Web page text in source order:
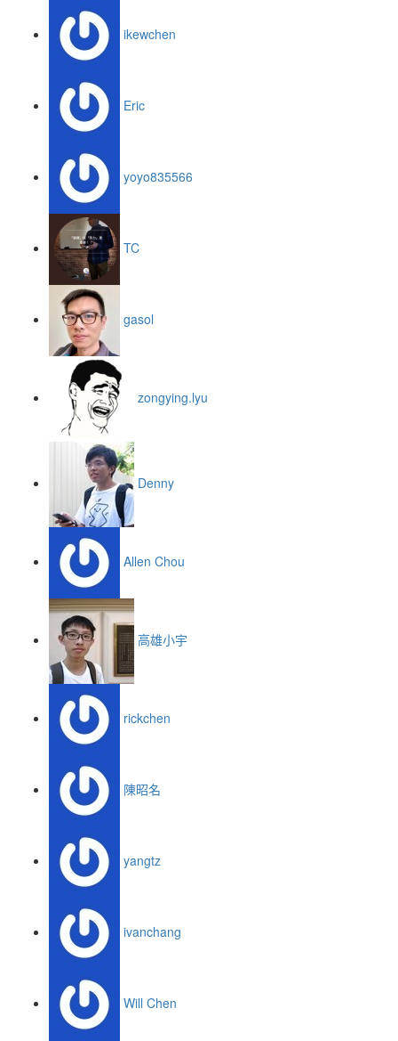
ikewchen
Eric
yoyo835566
TC
gasol
zongying.lyu
Denny
Allen Chou
高雄小宇
rickchen
陳昭名
yangtz
ivanchang
Will Chen